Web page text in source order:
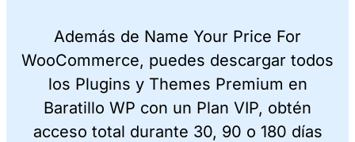
Además de Name Your Price For
WooCommerce, puedes descargar todos
los Plugins y Themes Premium en
Baratillo WP con un Plan VIP, obtén
acceso total durante 30, 90 o 180 días